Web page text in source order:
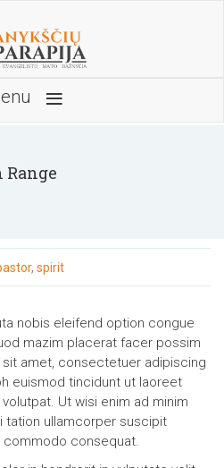
≡
spirit
nobis eleifend option congue
mazim placerat facer possim
amet, consectetuer adipiscing
euismod tincidunt ut laoreet
Ut wisi enim ad minim
tation ullamcorper suscipit
commodo consequat.